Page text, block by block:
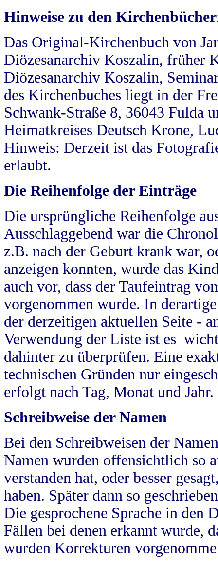
Hinweise zu den
Das Original-Kirchenbuch von
Diözesanarchiv Koszalin, früher
Diözesanarchiv Koszalin,
des Kirchenbuches liegt in der
Schwank-Straße 8, 36043 Fulda
Heimatkreises Deutsch Krone,
Hinweis: Derzeit ist das
erlaubt.
Die Reihenfolge der Einträge
Die ursprüngliche Reihenfolge
Ausschlaggebend war die
z.B. nach der Geburt krank war,
anzeigen konnten, wurde das
auch vor, dass der Taufeintrag
vorgenommen wurde. In
der derzeitigen aktuellen Seite -
Verwendung der Liste ist es
dahinter zu überprüfen. Eine
technischen Gründen nur
erfolgt nach Tag, Monat und Jahr.
Schreibweise der Namen
Bei den Schreibweisen der
Namen wurden offensichtlich so
verstanden hat, oder besser
haben. Später dann so
Die gesprochene Sprache in
Fällen bei denen erkannt wurde,
wurden Korrekturen